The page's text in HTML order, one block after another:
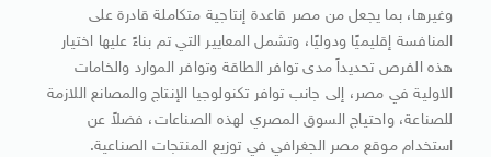
وغيرها، بما يجعل من مصر قاعدة إنتاجية متكاملة قادرة على
المنافسة إقليميًا ودوليًا، وتشمل المعايير التي تم بناءً عليها اختيار
هذه الفرص تحديداً مدى توافر الطاقة وتوافر الموارد والخامات
الاولية في مصر، إلى جانب توافر تكنولوجيا الإنتاج والمصانع اللازمة
للصناعة، واحتياج السوق المصري لهذه الصناعات، فضلاً عن
استخدام موقع مصر الجغرافي في توزيع المنتجات الصناعية.